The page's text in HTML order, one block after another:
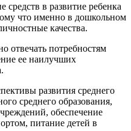
средств в развитие ребенка
что именно в дошкольном
качества.
отвечать потребностям
ее наилучших
развития среднего
среднего образования,
обеспечение
питание детей в